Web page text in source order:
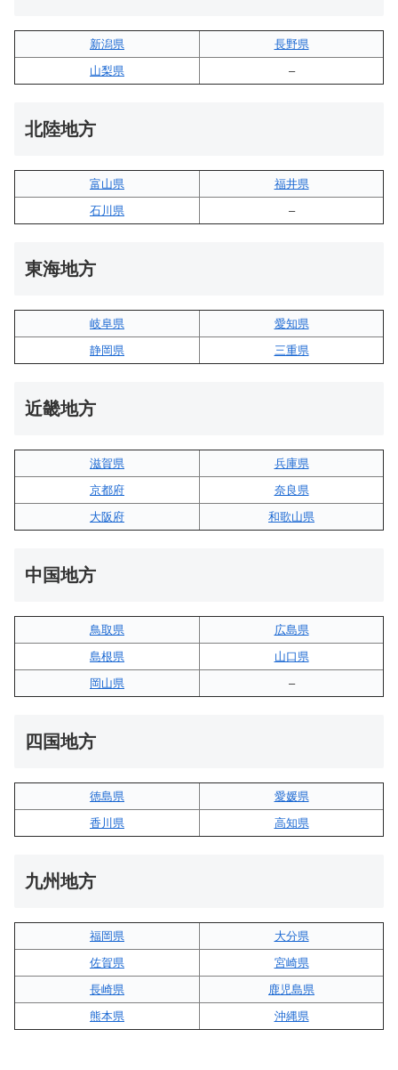
新潟県
長野県
山梨県
–
北陸地方
富山県
福井県
石川県
–
東海地方
岐阜県
愛知県
静岡県
三重県
近畿地方
滋賀県
兵庫県
京都府
奈良県
大阪府
和歌山県
中国地方
鳥取県
広島県
島根県
山口県
岡山県
–
四国地方
徳島県
愛媛県
香川県
高知県
九州地方
福岡県
大分県
佐賀県
宮崎県
長崎県
鹿児島県
熊本県
沖縄県